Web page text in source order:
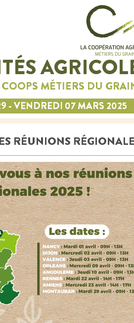
MÉTIERS DU
- VENDREDI 07 MARS 2025
RÉUNIONS